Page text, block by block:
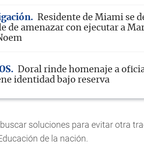
Residente de Miami se
de amenazar con ejecutar a
Doral rinde homenaje a
identidad bajo reserva
soluciones para evitar otra
de la nación.